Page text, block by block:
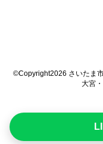
©Copyright2026 さいたま
大宮